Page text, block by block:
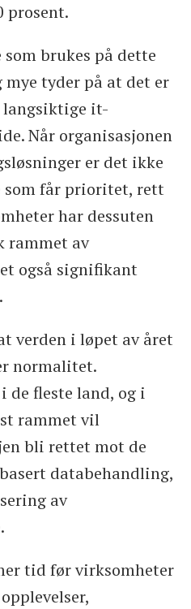
prosent.
brukes på dette
mye tyder på at det er
langsiktige it-
Når organisasjonen
er det ikke
som får prioritet, rett
har dessuten
rammet av
også signifikant
verden i løpet av året
normalitet.
de fleste land, og i
rammet vil
bli rettet mot de
databehandling,
av
tid før virksomheter